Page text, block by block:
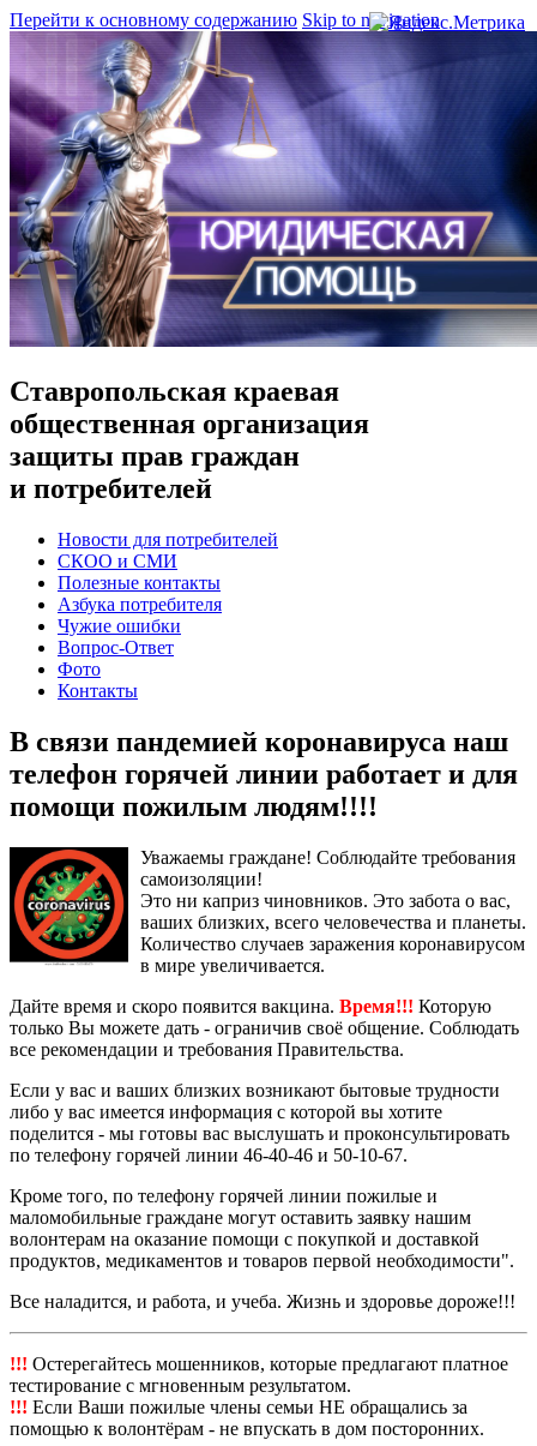
Перейти к основному содержанию Skip to navigation
Ставропольская краевая
общественная организация
защиты прав граждан
и потребителей
Новости для потребителей
СКОО и СМИ
Полезные контакты
Азбука потребителя
Чужие ошибки
Вопрос-Ответ
Фото
Контакты
В связи пандемией коронавируса наш
телефон горячей линии работает и для
помощи пожилым людям!!!!
Уважаемы граждане! Соблюдайте требования
самоизоляции!
Это ни каприз чиновников. Это забота о вас,
ваших близких, всего человечества и планеты.
Количество случаев заражения коронавирусом
в мире увеличивается.
Дайте время и скоро появится вакцина. Время!!! Которую
только Вы можете дать - ограничив своё общение. Соблюдать
все рекомендации и требования Правительства.
Если у вас и ваших близких возникают бытовые трудности
либо у вас имеется информация с которой вы хотите
поделится - мы готовы вас выслушать и проконсультировать
по телефону горячей линии 46-40-46 и 50-10-67.
Кроме того, по телефону горячей линии пожилые и
маломобильные граждане могут оставить заявку нашим
волонтерам на оказание помощи с покупкой и доставкой
продуктов, медикаментов и товаров первой необходимости".
Все наладится, и работа, и учеба. Жизнь и здоровье дороже!!!
!!! Остерегайтесь мошенников, которые предлагают платное
тестирование с мгновенным результатом.
!!! Если Ваши пожилые члены семьи НЕ обращались за
помощью к волонтёрам - не впускать в дом посторонних.